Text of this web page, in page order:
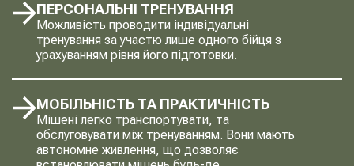
ПЕРСОНАЛЬНІ ТРЕНУВАННЯ
Можливість проводити індивідуальні
тренування за участю лише одного бійця з
урахуванням рівня його підготовки.
МОБІЛЬНІСТЬ ТА ПРАКТИЧНІСТЬ
Мішені легко транспортувати, та
обслуговувати між тренуванням. Вони мають
автономне живлення, що дозволяє